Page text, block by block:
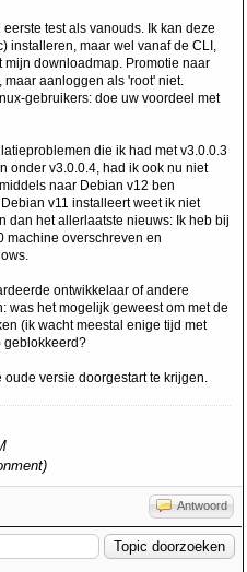
test als vanouds. Ik kan deze
installeren, maar wel vanaf de CLI,
mijn downloadmap. Promotie naar
maar aanloggen als 'root' niet.
gebruikers: doe uw voordeel met
die ik had met v3.0.0.3
onder v3.0.0.4, had ik ook nu niet
naar Debian v12 ben
v11 installeert weet ik niet
dan het allerlaatste nieuws: Ik heb bij
machine overschreven en
ontwikkelaar of andere
was het mogelijk geweest om met de
(ik wacht meestal enige tijd met
geblokkeerd?
oude versie doorgestart te krijgen.
Antwoord